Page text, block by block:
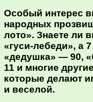
Особый интерес
народных
лото». Знаете ли
«гуси-лебеди», а
«дедушка» — 90,
11 и многие
которые делают
и веселой.